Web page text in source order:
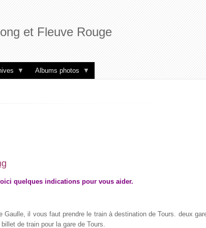
et Fleuve Rouge
Albums photos
quelques indications pour vous aider.
Gaulle, il vous faut prendre le train à destination de Tours. deux
de train pour la gare de Tours.